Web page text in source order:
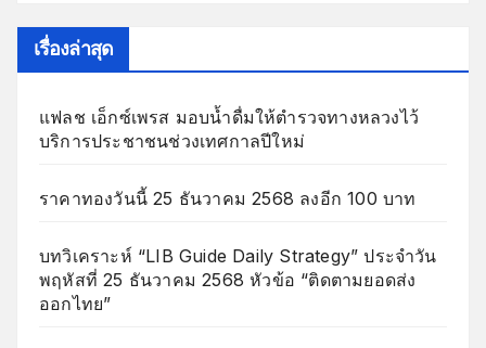
เรื่องล่าสุด
แฟลช เอ็กซ์เพรส มอบน้ำดื่มให้ตำรวจทางหลวงไว้
บริการประชาชนช่วงเทศกาลปีใหม่
ราคาทองวันนี้ 25 ธันวาคม 2568 ลงอีก 100 บาท
บทวิเคราะห์ “LIB Guide Daily Strategy” ประจำวัน
พฤหัสที่ 25 ธันวาคม 2568 หัวข้อ “ติดตามยอดส่ง
ออกไทย”